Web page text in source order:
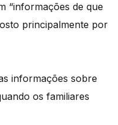
“informações de que
principalmente por
informações sobre
os familiares